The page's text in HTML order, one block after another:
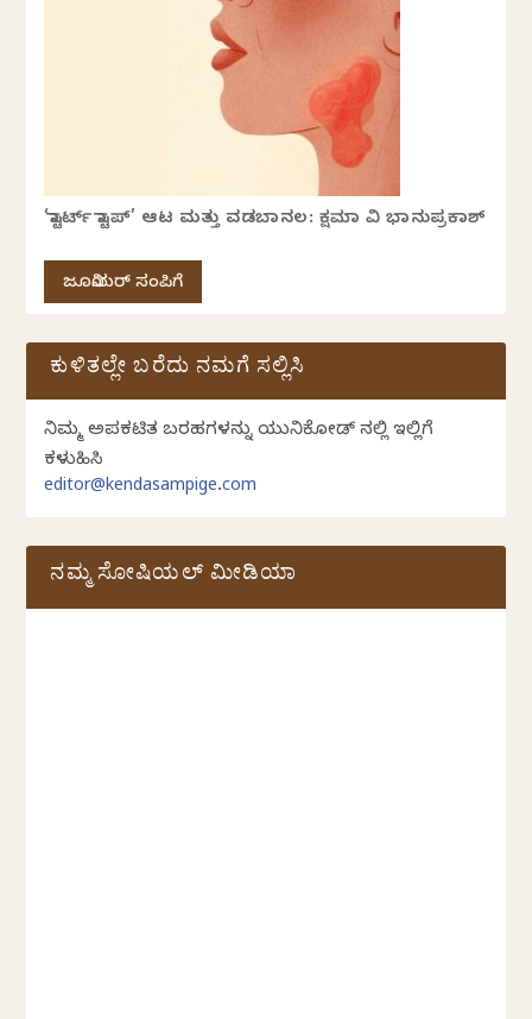
‘ಸ್ಟಾರ್ಟ್ ಸ್ಟಾಪ್’ ಆಟ ಮತ್ತು ವಡಬಾನಲ: ಕ್ಷಮಾ ವಿ ಭಾನುಪ್ರಕಾಶ್
ಜೂನಿಯರ್ ಸಂಪಿಗೆ
ಕುಳಿತಲ್ಲೇ ಬರೆದು ನಮಗೆ ಸಲ್ಲಿಸಿ
ನಿಮ್ಮ ಅಪ್ರಕಟಿತ ಬರಹಗಳನ್ನು ಯುನಿಕೋಡ್ ನಲ್ಲಿ ಇಲ್ಲಿಗೆ
ಕಳುಹಿಸಿ
editor@kendasampige.com
ನಮ್ಮ ಸೋಷಿಯಲ್‌ ಮೀಡಿಯಾ